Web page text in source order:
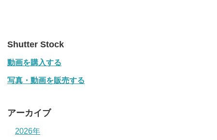
Shutter Stock
動画を購入する
写真・動画を販売する
アーカイブ
2026年